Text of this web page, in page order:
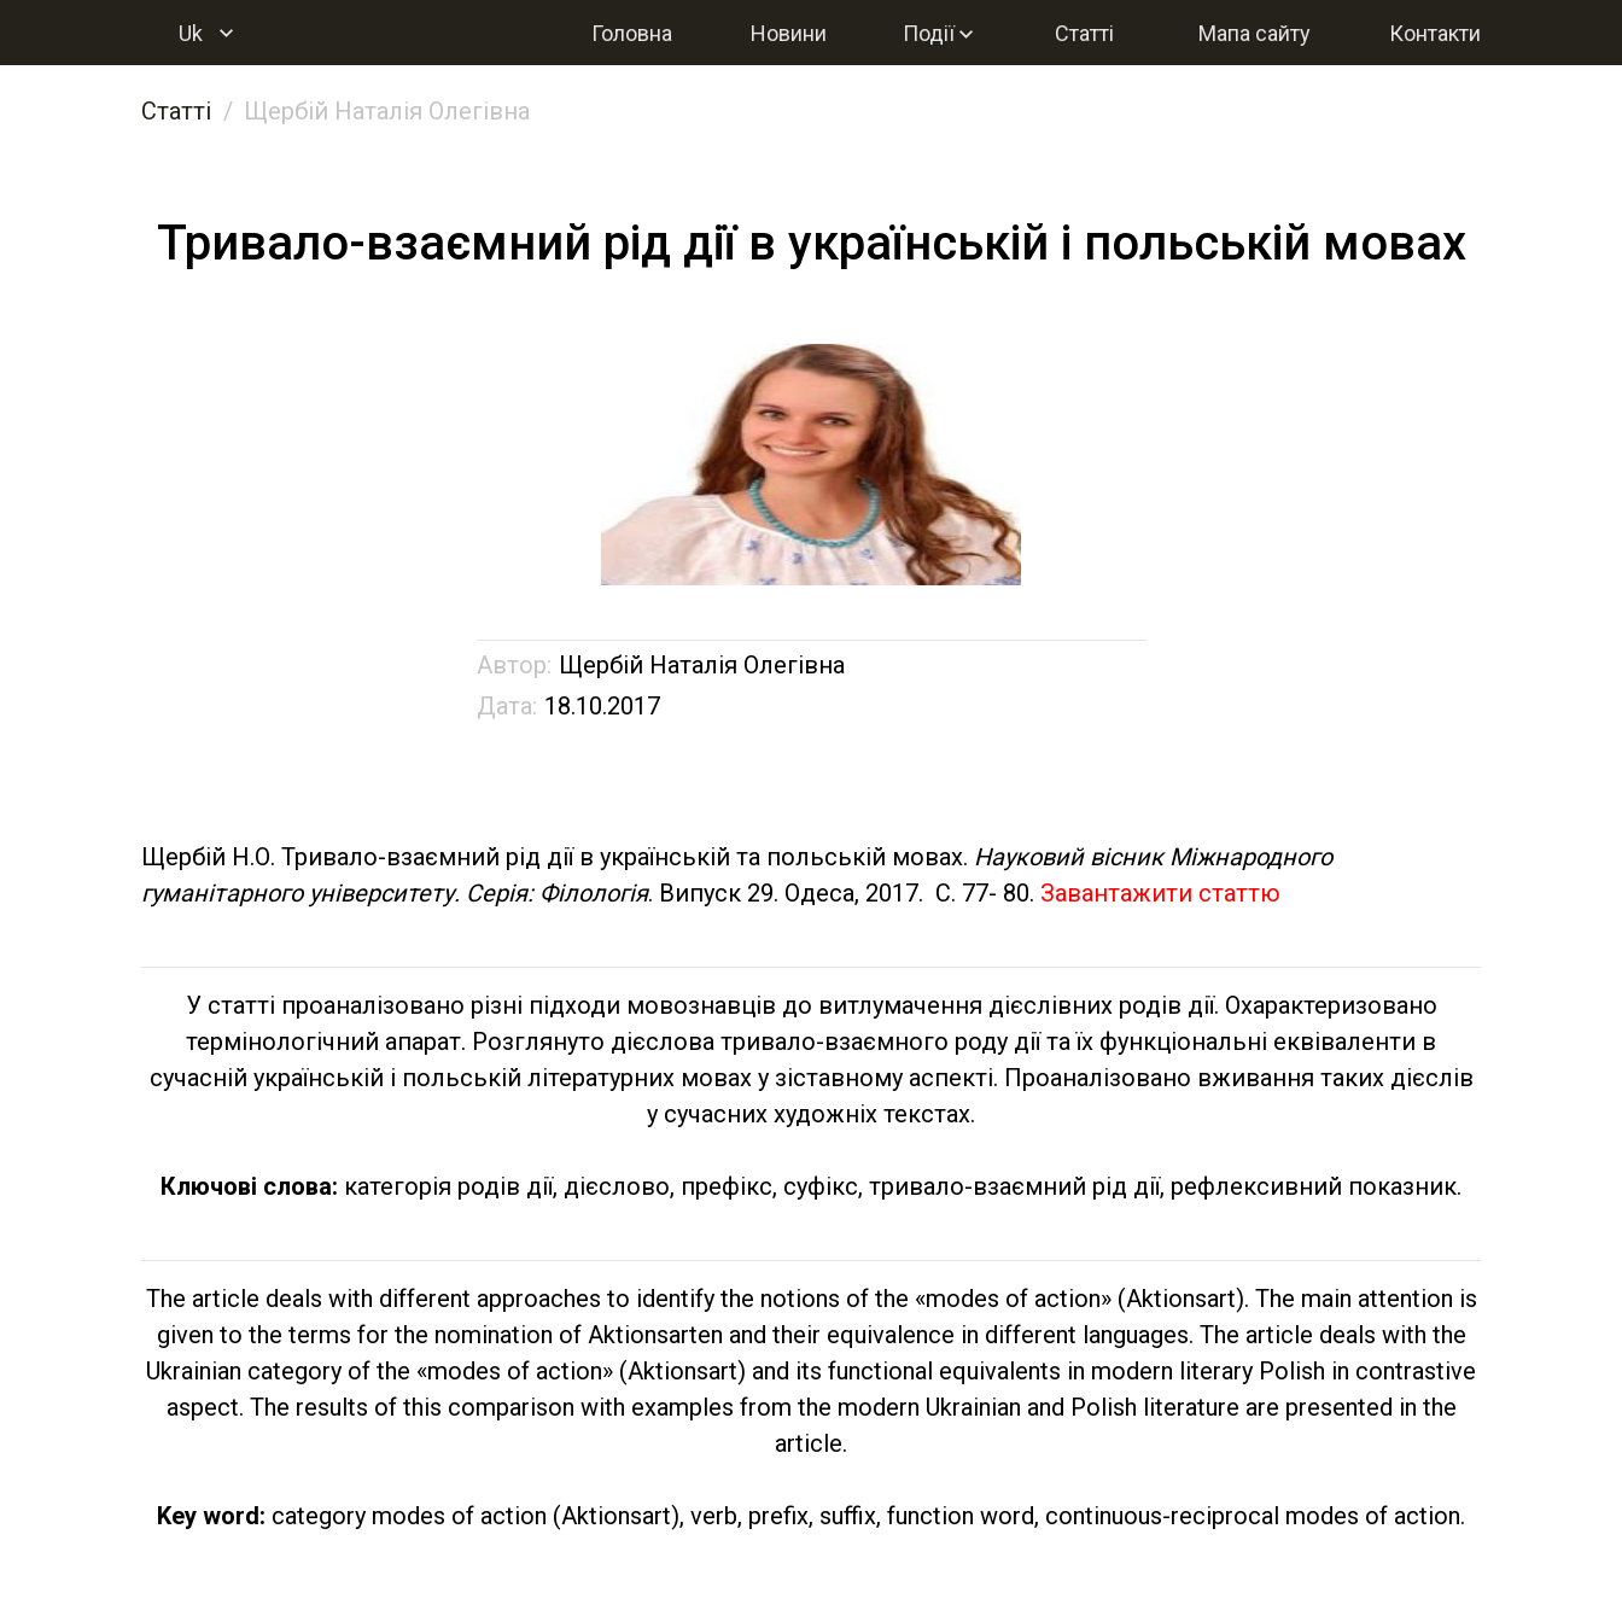
Uk Головна Новини Події Статті Мапа сайту Контакти
Статті Щербій Наталія Олегівна
Тривало-взаємний рід дії в українській і польській мовах
Автор: Щербій Наталія Олегівна
Дата: 18.10.2017
Щербій Н.О. Тривало-взаємний рід дії в українській та польській мовах. Науковий вісник Міжнародного
гуманітарного університету. Серія: Філологія. Випуск 29. Одеса, 2017. С. 77- 80. Завантажити статтю
У статті проаналізовано різні підходи мовознавців до витлумачення дієслівних родів дії. Охарактеризовано
термінологічний апарат. Розглянуто дієслова тривало-взаємного роду дії та їх функціональні еквіваленти в
сучасній українській і польській літературних мовах у зіставному аспекті. Проаналізовано вживання таких дієслів
у сучасних художніх текстах.
Ключові слова: категорія родів дії, дієслово, префікс, суфікс, тривало-взаємний рід дії, рефлексивний показник.
The article deals with different approaches to identify the notions of the «modes of action» (Aktionsart). The main attention is
given to the terms for the nomination of Aktionsarten and their equivalence in different languages. The article deals with the
Ukrainian category of the «modes of action» (Aktionsart) and its functional equivalents in modern literary Polish in contrastive
aspect. The results of this comparison with examples from the modern Ukrainian and Polish literature are presented in the
article.
Key word: category modes of action (Aktionsart), verb, prefix, suffix, function word, continuous-reciprocal modes of action.